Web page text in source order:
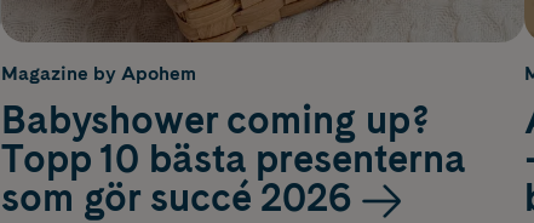
Magazine by Apohem
Babyshower coming up?
Topp 10 bästa presenterna
som gör succé 2026